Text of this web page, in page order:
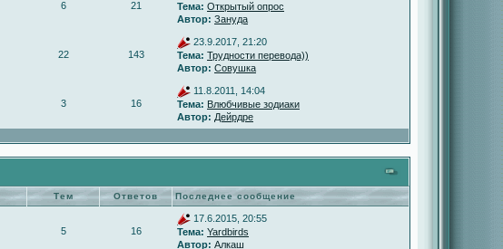
6 21
Тема: Открытый опрос
Автор: Зануда
22 143
23.9.2017, 21:20
Тема: Трудности перевода))
Автор: Совушка
3 16
11.8.2011, 14:04
Тема: Влюбчивые зодиаки
Автор: Дейрдре
Тем Ответов Последнее сообщение
5 16
17.6.2015, 20:55
Тема: Yardbirds
Автор: Алкаш